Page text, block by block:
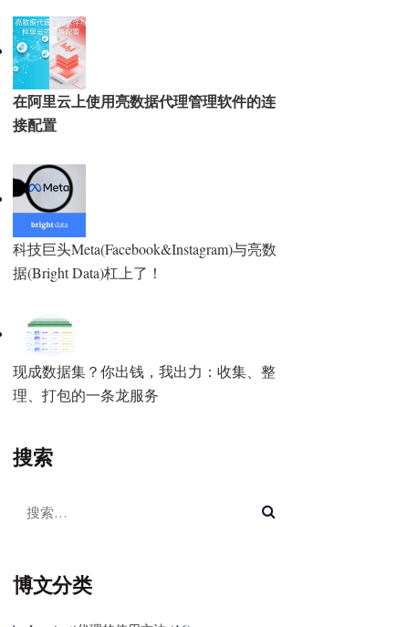
在阿里云上使用亮数据代理管理软件的连
接配置
科技巨头Meta(Facebook&Instagram)与亮数
据(Bright Data)杠上了！
现成数据集？你出钱，我出力：收集、整
理、打包的一条龙服务
搜索
博文分类